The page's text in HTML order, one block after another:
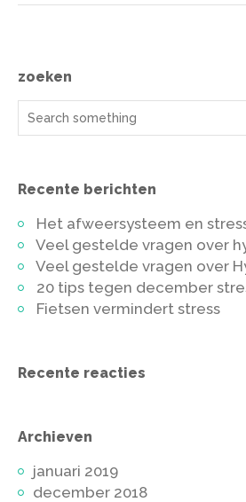
zoeken
Recente berichten
Het afweersysteem en
Veel gestelde vragen over
Veel gestelde vragen over
20 tips tegen december
Fietsen vermindert stress
Recente reacties
Archieven
januari 2019
december 2018